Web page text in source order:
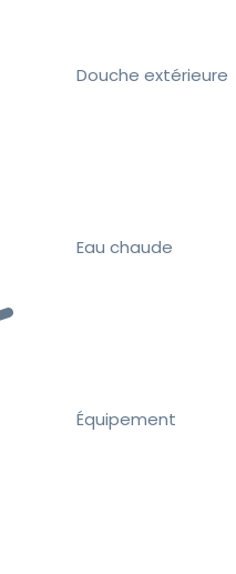
Douche extérieure
Eau chaude
Équipement